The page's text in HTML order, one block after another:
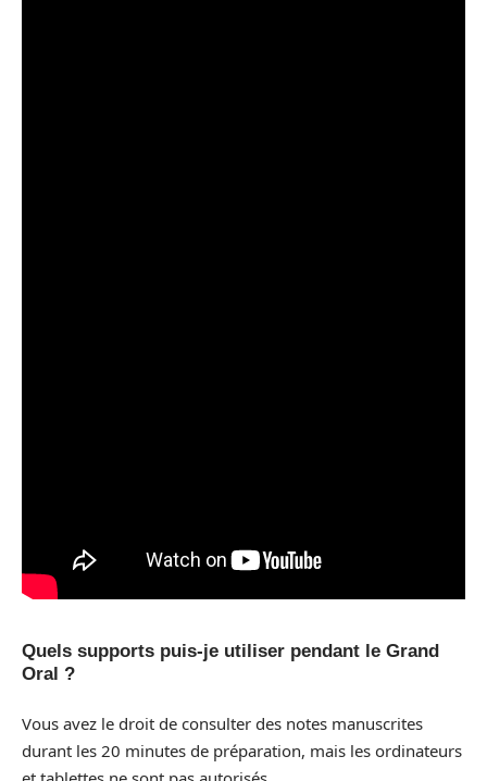
Quels supports puis-je utiliser pendant le Grand
Oral ?
Vous avez le droit de consulter des notes manuscrites
durant les 20 minutes de préparation, mais les ordinateurs